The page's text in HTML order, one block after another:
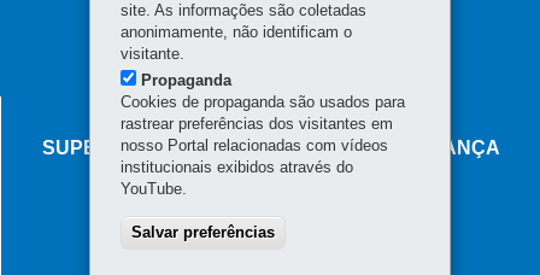
Navegação
principal
AGÊNCIA DO MIGRANTE
SUPERINTENDÊNCIA-GERAL DE GOVERNANÇA
MIGRATÓRIA
80060-010-Curitiba
site. As informações são coletadas
anonimamente, não identificam o
visitante.
Propaganda
Cookies de propaganda são usados para
rastrear preferências dos visitantes em
nosso Portal relacionadas com vídeos
institucionais exibidos através do
YouTube.
Salvar preferências